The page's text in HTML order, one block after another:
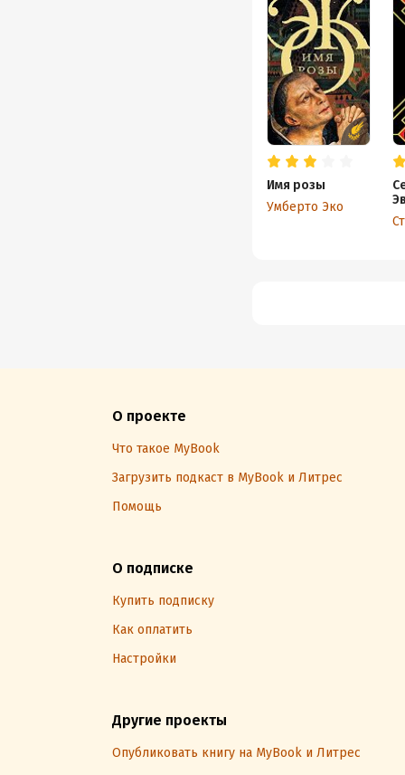
Имя розы
Умберто Эко
О проекте
Что такое MyBook
Загрузить подкаст в MyBook и Литрес
Помощь
О подписке
Купить подписку
Как оплатить
Настройки
Другие проекты
Опубликовать книгу на MyBook и Литрес